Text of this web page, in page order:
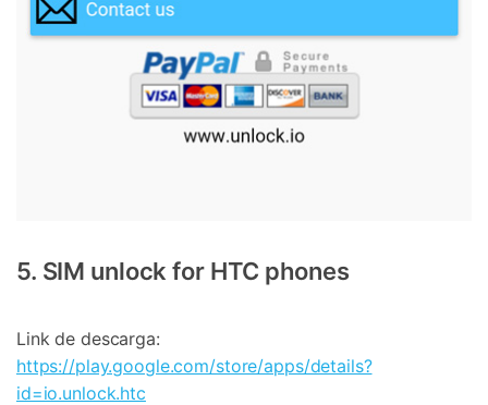
5. SIM unlock for HTC phones
Link de descarga:
https://play.google.com/store/apps/details?
id=io.unlock.htc